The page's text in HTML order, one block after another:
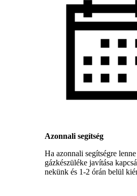
Azonnali segítség
Ha azonnali segítségre
gázkészüléke javítása
nekünk és 1-2 órán belül